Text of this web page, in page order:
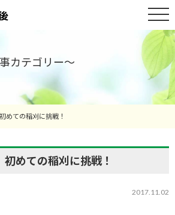
特産物紹介
サービス案
支店･ATM
カテゴリー～
ての稲刈に挑戦！
めての稲刈に挑戦！
2017.11.02